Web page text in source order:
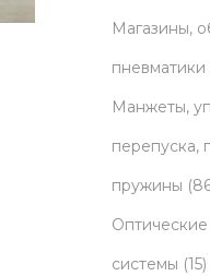
u
c
t
s
Магазины,
пневматики
Манжеты,
перепуска,
пружины
системы 151